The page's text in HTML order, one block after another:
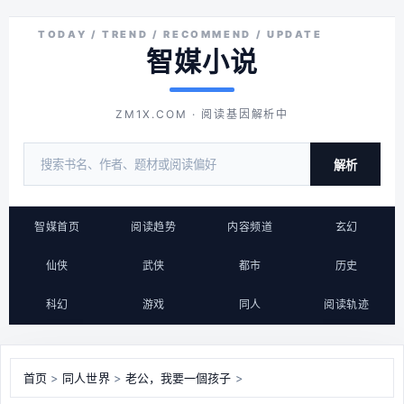
智媒小说
ZM1X.COM · 阅读基因解析中
解析
智媒首页 阅读趋势 内容频道 玄幻
仙侠 武侠 都市 历史
科幻 游戏 同人 阅读轨迹
首页 > 同人世界> 老公，我要一個孩子 >